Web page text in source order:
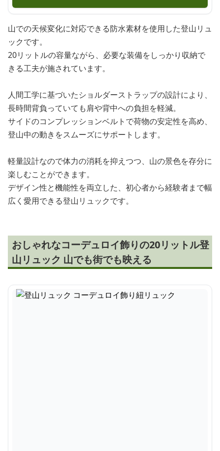
山での天候変化に対応できる防水素材を使用した登山リュ
ックです。
20リットルの容量ながら、必要な装備をしっかり収納で
きる工夫が施されています。
人間工学に基づいたショルダーストラップの設計により、
長時間背負っていても肩や背中への負担を軽減。
サイドのコンプレッションベルトで荷物の安定性を高め、
登山中の動きをスムーズにサポートします。
軽量設計なので体力の消耗を抑えつつ、山の景色を存分に
楽しむことができます。
デザイン性と機能性を両立した、初心者から経験者まで幅
広く愛用できる登山リュックです。
おしゃれなコーデュロイ飾りの20リットル登
山リュック 山でも街でも映える